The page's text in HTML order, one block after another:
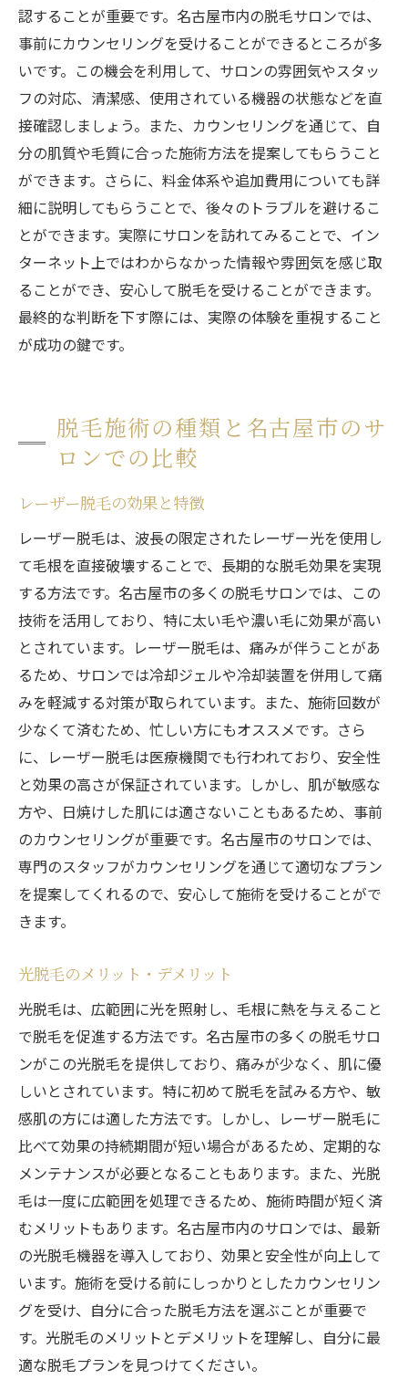
認することが重要です。名古屋市内の脱毛サロンでは、
事前にカウンセリングを受けることができるところが多
いです。この機会を利用して、サロンの雰囲気やスタッ
フの対応、清潔感、使用されている機器の状態などを直
接確認しましょう。また、カウンセリングを通じて、自
分の肌質や毛質に合った施術方法を提案してもらうこと
ができます。さらに、料金体系や追加費用についても詳
細に説明してもらうことで、後々のトラブルを避けるこ
とができます。実際にサロンを訪れてみることで、イン
ターネット上ではわからなかった情報や雰囲気を感じ取
ることができ、安心して脱毛を受けることができます。
最終的な判断を下す際には、実際の体験を重視すること
が成功の鍵です。
脱毛施術の種類と名古屋市のサ
ロンでの比較
レーザー脱毛の効果と特徴
レーザー脱毛は、波長の限定されたレーザー光を使用し
て毛根を直接破壊することで、長期的な脱毛効果を実現
する方法です。名古屋市の多くの脱毛サロンでは、この
技術を活用しており、特に太い毛や濃い毛に効果が高い
とされています。レーザー脱毛は、痛みが伴うことがあ
るため、サロンでは冷却ジェルや冷却装置を併用して痛
みを軽減する対策が取られています。また、施術回数が
少なくて済むため、忙しい方にもオススメです。さら
に、レーザー脱毛は医療機関でも行われており、安全性
と効果の高さが保証されています。しかし、肌が敏感な
方や、日焼けした肌には適さないこともあるため、事前
のカウンセリングが重要です。名古屋市のサロンでは、
専門のスタッフがカウンセリングを通じて適切なプラン
を提案してくれるので、安心して施術を受けることがで
きます。
光脱毛のメリット・デメリット
光脱毛は、広範囲に光を照射し、毛根に熱を与えること
で脱毛を促進する方法です。名古屋市の多くの脱毛サロ
ンがこの光脱毛を提供しており、痛みが少なく、肌に優
しいとされています。特に初めて脱毛を試みる方や、敏
感肌の方には適した方法です。しかし、レーザー脱毛に
比べて効果の持続期間が短い場合があるため、定期的な
メンテナンスが必要となることもあります。また、光脱
毛は一度に広範囲を処理できるため、施術時間が短く済
むメリットもあります。名古屋市内のサロンでは、最新
の光脱毛機器を導入しており、効果と安全性が向上して
います。施術を受ける前にしっかりとしたカウンセリン
グを受け、自分に合った脱毛方法を選ぶことが重要で
す。光脱毛のメリットとデメリットを理解し、自分に最
適な脱毛プランを見つけてください。